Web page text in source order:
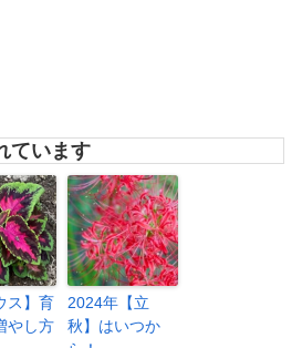
ています
ス】育
やし方
2024年【立
秋】はいつか